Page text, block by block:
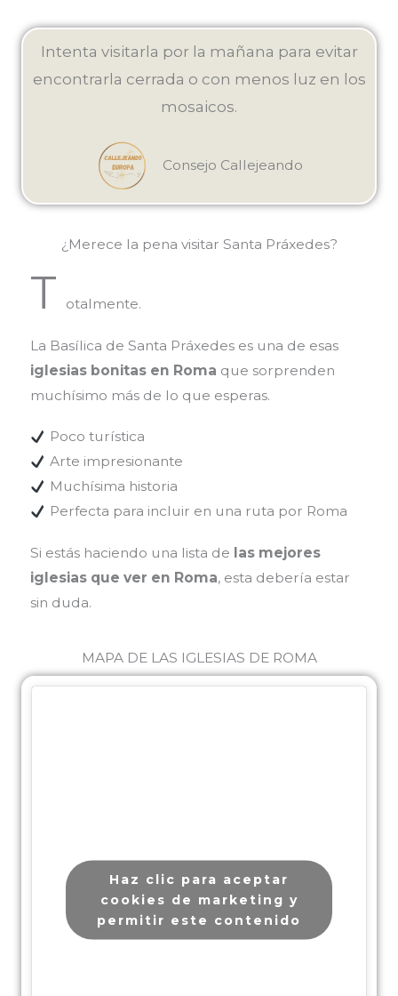
Intenta visitarla por la mañana para evitar
encontrarla cerrada o con menos luz en los
mosaicos.
Consejo Callejeando
¿Merece la pena visitar Santa Práxedes?
T otalmente.
La Basílica de Santa Práxedeses una de esas
iglesias bonitas en Roma que sorprenden
muchísimo más de lo que esperas.
Poco turística
Arte impresionante
Muchísima historia
Perfecta para incluir en una ruta por Roma
Si estás haciendo una lista de las mejores
iglesias que ver en Roma, esta debería estar
sin duda.
MAPA DE LAS IGLESIAS DE ROMA
Haz clic para aceptar
cookies de marketing y
permitir este contenido